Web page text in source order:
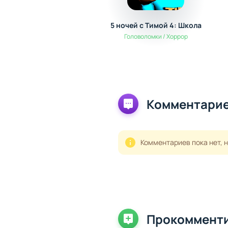
5 ночей с Тимой 4: Школа
Головоломки / Хоррор
Комментариев пока нет,